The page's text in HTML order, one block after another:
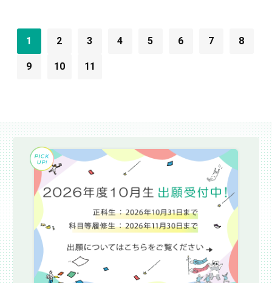
1 2 3 4 5 6 7 8
9 10 11